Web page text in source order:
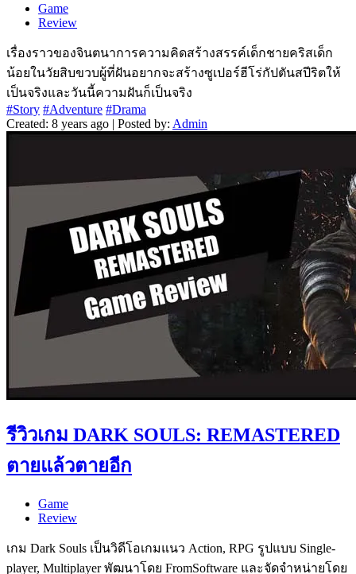
Game
Review
เรื่องราวของจินตนาการความคิดสร้างสรรค์เด็กชายคริสเด็ก
น้อยในวัยสิบขวบผู้ที่ฝันอยากจะสร้างซูเปอร์ฮีโร่กัปตันสปีริตให้
เป็นจริงและวันนี้ความฝันก็เป็นจริง
#Story #Adventure #Drama
Created: 8 years ago | Posted by: Admin
รีวิวเกม DARK SOULS: REMASTERED
ตายแล้วตายอีก
Game
Review
เกม Dark Souls เป็นวิดีโอเกมแนว Action, RPG รูปแบบ Single-
player, Multiplayer พัฒนาโดย FromSoftware และจัดจำหน่ายโดย